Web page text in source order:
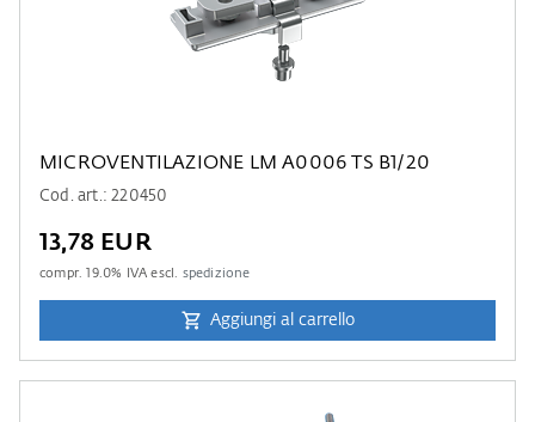
MICROVENTILAZIONE LM A0006 TS B1/20
Cod. art.: 220450
13,78 EUR
compr.19.0% IVA escl. spedizione
Aggiungi al carrello